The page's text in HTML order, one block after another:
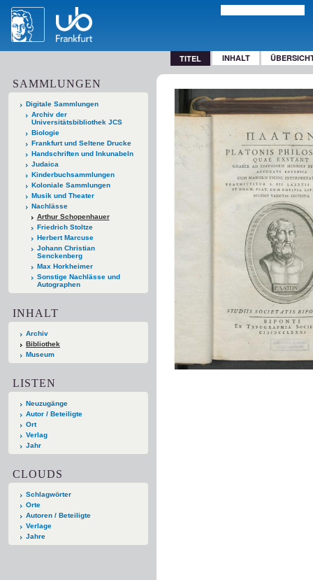
TITEL INHALT
SAMMLUNGEN
Digitale Sammlungen
Archiv der
Universitätsbibliothek JCS
Biologie
Frankfurt und Seltene Drucke
Handschriften und Inkunabeln
Judaica
Kinderbuchsammlungen
Koloniale Sammlungen
Musik und Theater
Nachlässe
Arthur Schopenhauer
Friedrich Stoltze
Herbert Marcuse
Johann Christian
Senckenberg
Max Horkheimer
Sonstige Nachlässe und
Autographen
INHALT
Archiv
Bibliothek
Museum
LISTEN
Neuzugänge
Autor / Beteiligte
Ort
Verlag
Jahr
CLOUDS
Schlagwörter
Orte
Autoren / Beteiligte
Verlage
Jahre